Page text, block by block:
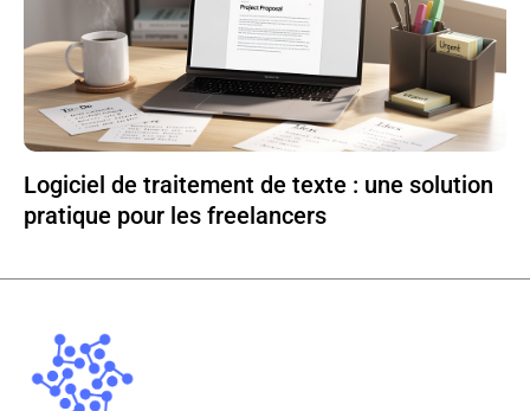
Logiciel de traitement de texte : une solution
pratique pour les freelancers